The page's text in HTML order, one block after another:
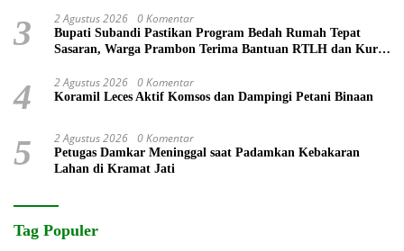
3 2 Agustus 2026 0 Komentar
Bupati Subandi Pastikan Program Bedah Rumah Tepat
Sasaran, Warga Prambon Terima Bantuan RTLH dan Kursi
4 2 Agustus 2026 0 Komentar
Koramil Leces Aktif Komsos dan Dampingi Petani Binaan
5 2 Agustus 2026 0 Komentar
Petugas Damkar Meninggal saat Padamkan Kebakaran
Lahan di Kramat Jati
Tag Populer